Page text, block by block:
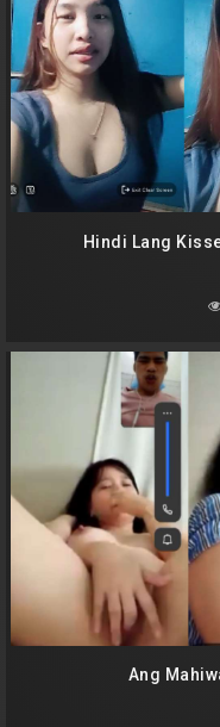
Hindi Lang
Ang